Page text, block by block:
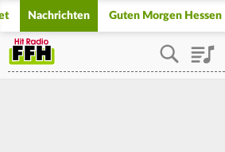
Nachrichten Guten Morgen Hessen